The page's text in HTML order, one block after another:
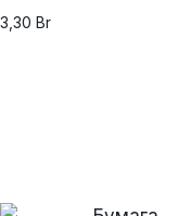
3,30 Br